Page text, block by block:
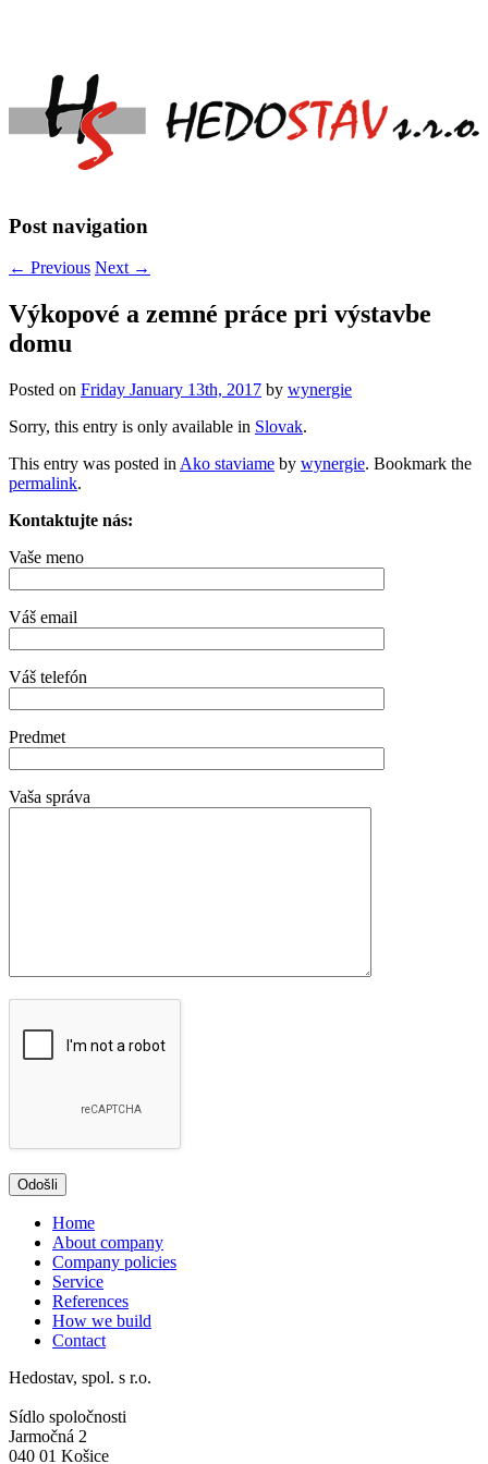
Post navigation
← Previous Next →
Výkopové a zemné práce pri výstavbe
domu
Posted on Friday January 13th, 2017 by wynergie
Sorry, this entry is only available in Slovak.
This entry was posted in Ako staviame by wynergie. Bookmark the
permalink.
Kontaktujte nás:
Vaše meno
Váš email
Váš telefón
Predmet
Vaša správa
Home
About company
Company policies
Service
References
How we build
Contact
Hedostav, spol. s r.o.
Sídlo spoločnosti
Jarmočná 2
040 01 Košice